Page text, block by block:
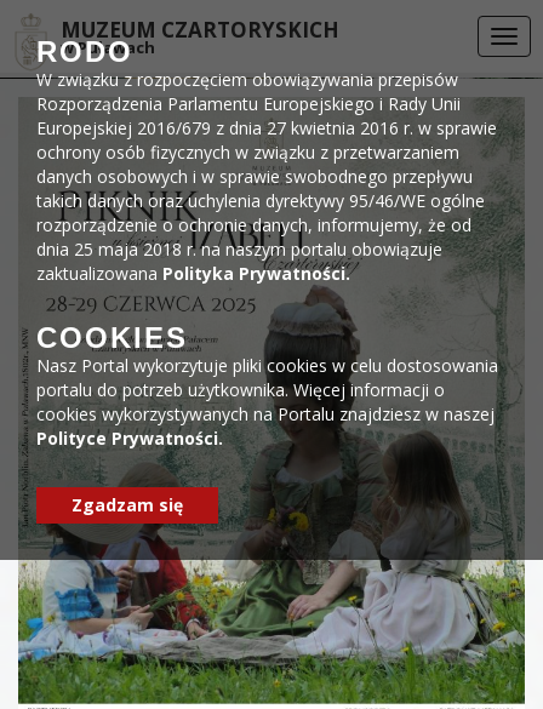
DEKLARACJA DOSTĘPNOŚCI
MUZEUM CZARTORYSKICH
w Puławach
RODO
W związku z rozpoczęciem obowiązywania przepisów
Rozporządzenia Parlamentu Europejskiego i Rady Unii
Europejskiej 2016/679 z dnia 27 kwietnia 2016 r. w sprawie
ochrony osób fizycznych w związku z przetwarzaniem
danych osobowych i w sprawie swobodnego przepływu
takich danych oraz uchylenia dyrektywy 95/46/WE ogólne
rozporządzenie o ochronie danych, informujemy, że od
dnia 25 maja 2018 r. na naszym portalu obowiązuje
zaktualizowana Polityka Prywatności.
COOKIES
Nasz Portal wykorzytuje pliki cookies w celu dostosowania
portalu do potrzeb użytkownika. Więcej informacji o
cookies wykorzystywanych na Portalu znajdziesz w naszej
Polityce Prywatności.
Zgadzam się